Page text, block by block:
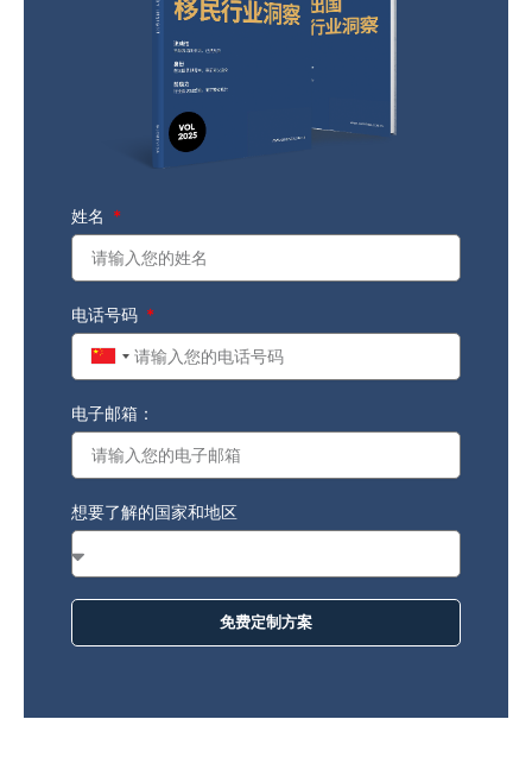
姓名
电话号码
China
电子邮箱：
想要了解的国家和地区
免费定制方案